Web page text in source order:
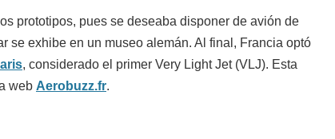
prototipos, pues se deseaba disponer de avión de
se exhibe en un museo alemán. Al final, Francia optó
, considerado el primer Very Light Jet (VLJ). Esta
web Aerobuzz.fr.